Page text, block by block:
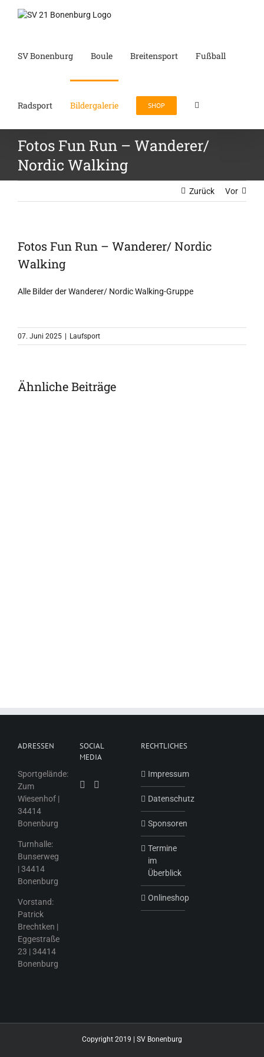
Inhalt
SV Bonenburg Boule Breitensport Fußball
Radsport Bildergalerie SHOP
Fotos Fun Run – Wanderer/
Nordic Walking
Zurück Vor
Fotos Fun Run – Wanderer/ Nordic
Walking
Alle Bilder der Wanderer/ NordicWalking-Gruppe
07. Juni 2025 Laufsport
Ähnliche Beiträge
ADRESSEN
Sportgelände:
Zum
Wiesenhof |
34414
Bonenburg
Turnhalle:
Bunserweg
| 34414
Bonenburg
Vorstand:
Patrick
Brechtken |
Eggestraße
23 | 34414
Bonenburg
SOCIAL
MEDIA
RECHTLICHES
Impressum
Datenschutz
Sponsoren
Termine
im
Überblick
Onlineshop
Copyright 2019 | SV Bonenburg